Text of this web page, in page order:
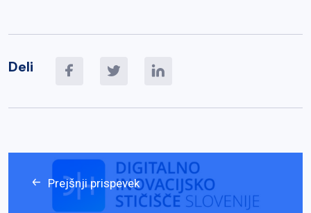
Deli
Prejšnji prispevek